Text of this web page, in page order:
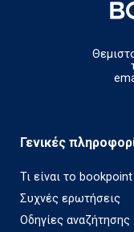
Γενικές
Τι είναι το bookpoint
Συχνές ερωτήσεις
Οδηγίες αναζήτησης